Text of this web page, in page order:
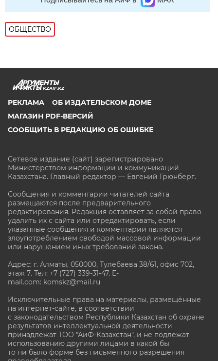
ОБЩЕСТВО
KZAIF.KZ
РЕКЛАМА
ОБ ИЗДАТЕЛЬСКОМ ДОМЕ
МАГАЗИН PDF-ВЕРСИЙ
СООБЩИТЬ В РЕДАКЦИЮ ОБ ОШИБКЕ
Сетевое издание (сайт) зарегистрировано
Министерством информации и коммуникаций
Казахстана. Главный редактор — Евгений Грюнберг.
Сообщения и комментарии читателей сайта
размещаются после предварительного
редактирования. Редакция оставляет за собой право
удалить их с сайта или отредактировать, если
указанные сообщения и комментарии являются
злоупотреблением свободой массовой информации
или нарушением иных требований закона.
Адрес: г. Алматы, 050000, Тулебаева 38/61, офис 702,
этаж 7. Тел: +7 (727) 339-31-47. E-
mail.com: komskz@mail.ru
Исключительные права на материалы, размещённые
на интернет-сайте, в соответствии
с законодательством Республики Казахстан об охране
результатов интеллектуальной деятельности
принадлежат ТОО "АиФ-Казахстан", и не подлежат
использованию другими лицами в какой бы
то ни было форме без письменного разрешения